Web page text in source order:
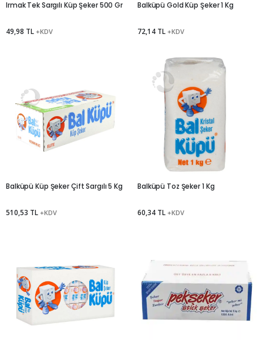
Irmak Tek Sargılı Küp Şeker 500 Gr
49,98 TL +KDV
Balküpü Gold Küp Şeker 1 Kg
72,14 TL +KDV
Balküpü Küp Şeker Çift Sargılı 5 Kg
510,53 TL +KDV
Balküpü Toz Şeker 1 Kg
60,34 TL +KDV